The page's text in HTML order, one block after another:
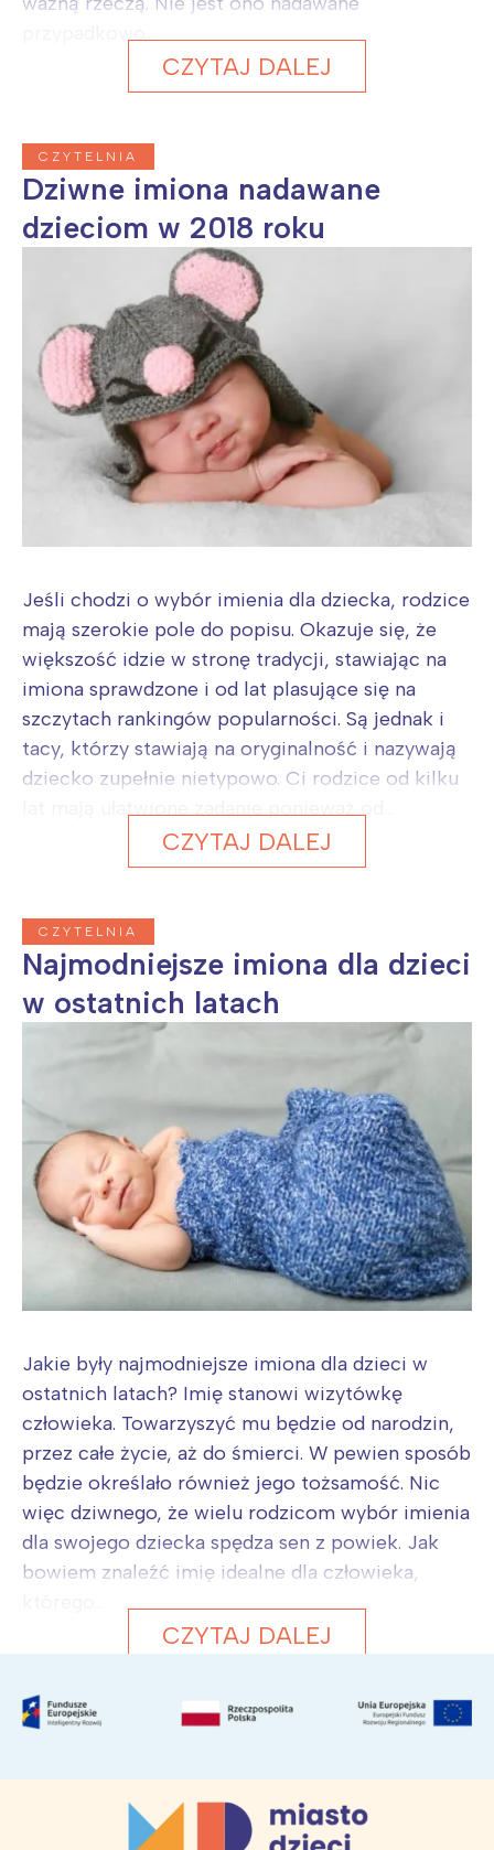
CZYTAJ DALEJ
CZYTELNIA
Dziwne imiona nadawane
dzieciom w 2018 roku
Jeśli chodzi o wybór imienia dla dziecka, rodzice
mają szerokie pole do popisu. Okazuje się, że
większość idzie w stronę tradycji, stawiając na
imiona sprawdzone i od lat plasujące się na
szczytach rankingów popularności. Są jednak i
tacy, którzy stawiają na oryginalność i nazywają
dziecko zupełnie nietypowo. Ci rodzice od kilku
CZYTAJ DALEJ
CZYTELNIA
Najmodniejsze imiona dla dzieci
w ostatnich latach
Jakie były najmodniejsze imiona dla dzieci w
ostatnich latach? Imię stanowi wizytówkę
człowieka. Towarzyszyć mu będzie od narodzin,
przez całe życie, aż do śmierci. W pewien sposób
będzie określało również jego tożsamość. Nic
więc dziwnego, że wielu rodzicom wybór imienia
dla swojego dziecka spędza sen z powiek. Jak
bowiem znaleźć imię idealne dla człowieka,
CZYTAJ DALEJ